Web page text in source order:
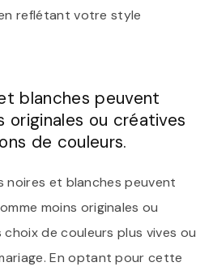
reflétant votre style
blanches peuvent
originales ou créatives
de couleurs.
noires et blanches peuvent
moins originales ou
de couleurs plus vives ou
En optant pour cette